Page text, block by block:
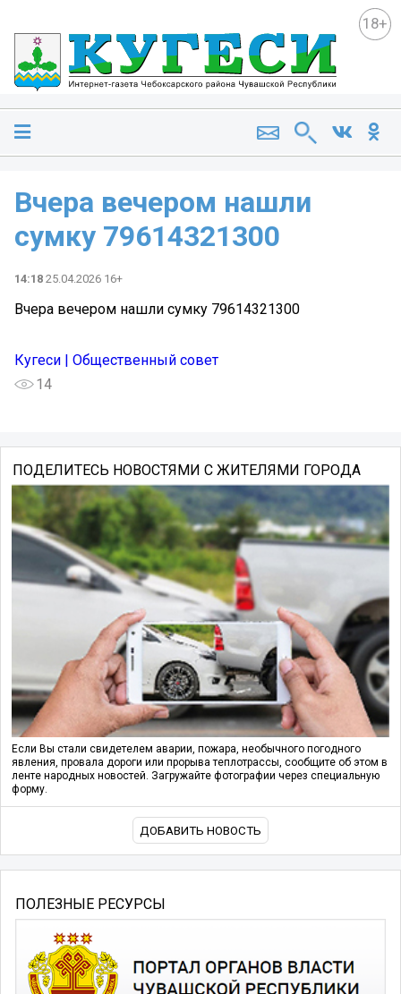
18+
Вчера вечером нашли
сумку 79614321300
14:18 25.04.2026 16+
Вчера вечером нашли сумку 79614321300
Кугеси | Общественный совет
14
ПОДЕЛИТЕСЬ НОВОСТЯМИ С ЖИТЕЛЯМИ ГОРОДА
Если Вы стали свидетелем аварии, пожара, необычного погодного
явления, провала дороги или прорыва теплотрассы, сообщите об этом в
ленте народных новостей. Загружайте фотографии через специальную
форму.
ДОБАВИТЬ НОВОСТЬ
ПОЛЕЗНЫЕ РЕСУРСЫ